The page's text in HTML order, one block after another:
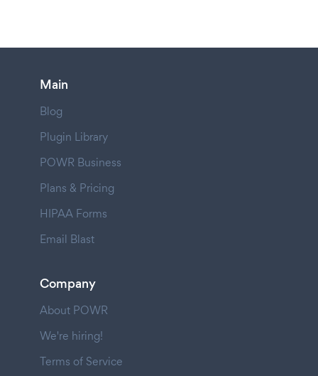
Main
Blog
Plugin Library
POWR Business
Plans & Pricing
HIPAA Forms
Email Blast
Company
About POWR
We're hiring!
Terms of Service